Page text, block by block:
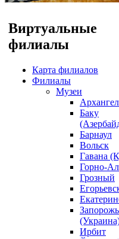
Виртуальные
филиалы
Карта филиалов
Филиалы
Музеи
Баку
Барнаул
Вольск
Гавана
Горно-
Грозный
Ирбит